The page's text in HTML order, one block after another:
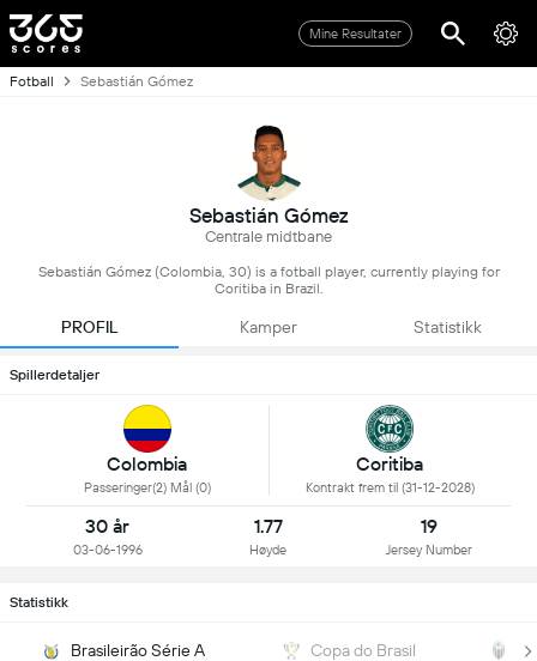
Mine Resultater
Fotball Sebastián Gómez
Sebastián Gómez
Centrale midtbane
Sebastián Gómez (Colombia, 30) is a fotball player, currently playing for
Coritiba in Brazil.
PROFIL Kamper Statistikk
Spillerdetaljer
Colombia
Passeringer(2) Mål (0)
Coritiba
Kontrakt frem til (31-12-2028)
30 år
03-06-1996
1.77
Høyde
19
Jersey Number
Statistikk
Brasileirão Série A Copa do Brasil